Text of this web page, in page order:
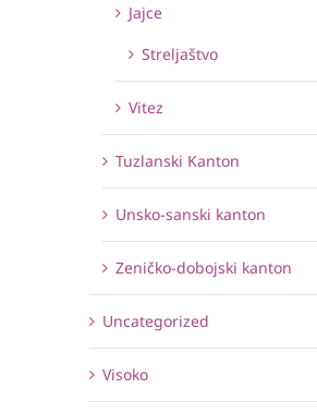
Jajce
Streljaštvo
Vitez
Tuzlanski Kanton
Unsko-sanski kanton
Zeničko-dobojski kanton
Uncategorized
Visoko